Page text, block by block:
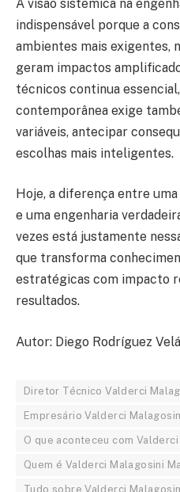
A visão sistêmica na
indispensável porque a
ambientes mais exigentes,
geram impactos
técnicos continua
contemporânea exige
variáveis, antecipar
escolhas mais inteligentes.
Hoje, a diferença entre
e uma engenharia
vezes está justamente
que transforma
estratégicas com impacto
resultados.
Autor: Diego Rodríguez
Diretor Técnico Valderci
Empresário Valderci
O que aconteceu com
Quem é Valderci Malagosini
Tudo sobre Valderci